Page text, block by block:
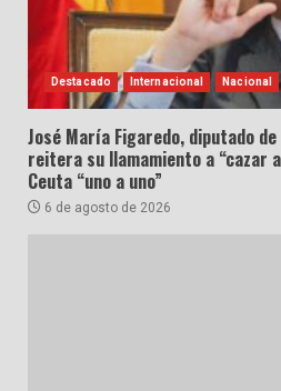
Destacado Internacional Nacional
José María Figaredo, diputado de
reitera su llamamiento a “cazar
Ceuta “uno a uno”
6 de agosto de 2026